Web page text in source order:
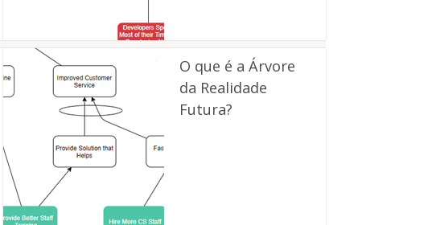
O que é a Árvore
da Realidade
Futura?